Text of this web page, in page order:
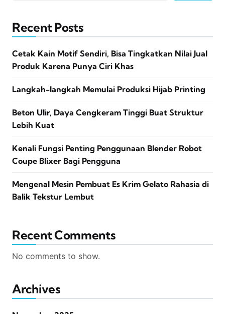
Recent Posts
Cetak Kain Motif Sendiri, Bisa Tingkatkan Nilai Jual
Produk Karena Punya Ciri Khas
Langkah-langkah Memulai Produksi Hijab Printing
Beton Ulir, Daya Cengkeram Tinggi Buat Struktur
Lebih Kuat
Kenali Fungsi Penting Penggunaan Blender Robot
Coupe Blixer Bagi Pengguna
Mengenal Mesin Pembuat Es Krim Gelato Rahasia di
Balik Tekstur Lembut
Recent Comments
No comments to show.
Archives